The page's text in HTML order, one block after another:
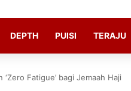
DEPTH PUISI TERAJU
Fatigue’ bagi Jemaah Haji